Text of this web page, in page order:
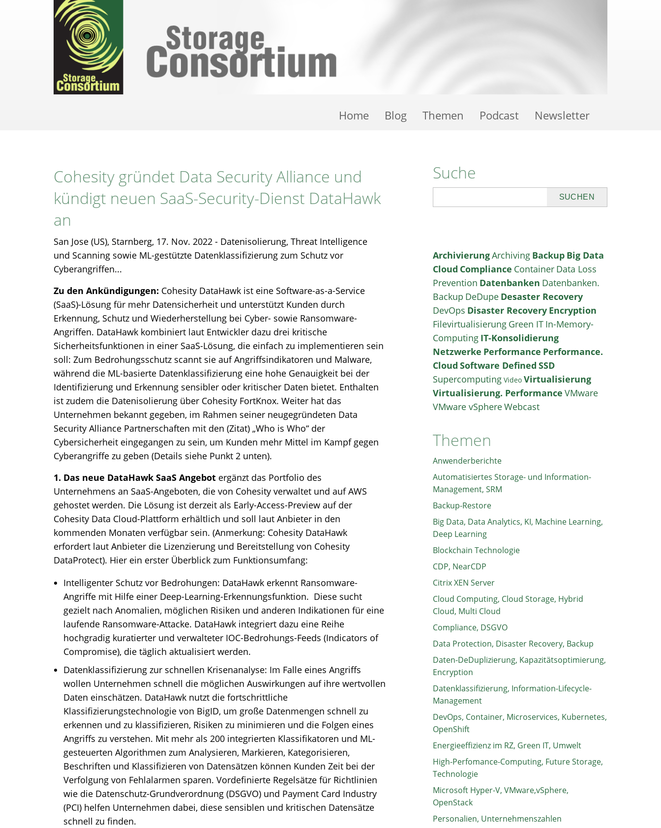
Home Blog Themen Podcast Newsletter
Cohesity gründet Data Security Alliance und
kündigt neuen SaaS-Security-Dienst DataHawk
an
San Jose (US), Starnberg, 17. Nov. 2022 - Datenisolierung, Threat Intelligence
und Scanning sowie ML-gestützte Datenklassifizierung zum Schutz vor
Cyberangriffen...
Zu den Ankündigungen: Cohesity DataHawk ist eine Software-as-a-Service
(SaaS)-Lösung für mehr Datensicherheit und unterstützt Kunden durch
Erkennung, Schutz und Wiederherstellung bei Cyber- sowie Ransomware-
Angriffen. DataHawk kombiniert laut Entwickler dazu drei kritische
Sicherheitsfunktionen in einer SaaS-Lösung, die einfach zu implementieren sein
soll: Zum Bedrohungsschutz scannt sie auf Angriffsindikatoren und Malware,
während die ML-basierte Datenklassifizierung eine hohe Genauigkeit bei der
Identifizierung und Erkennung sensibler oder kritischer Daten bietet. Enthalten
ist zudem die Datenisolierung über Cohesity FortKnox. Weiter hat das
Unternehmen bekannt gegeben, im Rahmen seiner neugegründeten Data
Security Alliance Partnerschaften mit den (Zitat) „Who is Who“ der
Cybersicherheit eingegangen zu sein, um Kunden mehr Mittel im Kampf gegen
Cyberangriffe zu geben (Details siehe Punkt 2 unten).
1. Das neue DataHawk SaaS Angebot ergänzt das Portfolio des
Unternehmens an SaaS-Angeboten, die von Cohesity verwaltet und auf AWS
gehostet werden. Die Lösung ist derzeit als Early-Access-Preview auf der
Cohesity Data Cloud-Plattform erhältlich und soll laut Anbieter in den
kommenden Monaten verfügbar sein. (Anmerkung: Cohesity DataHawk
erfordert laut Anbieter die Lizenzierung und Bereitstellung von Cohesity
DataProtect). Hier ein erster Überblick zum Funktionsumfang:
Intelligenter Schutz vor Bedrohungen: DataHawk erkennt Ransomware-
Angriffe mit Hilfe einer Deep-Learning-Erkennungsfunktion. Diese sucht
gezielt nach Anomalien, möglichen Risiken und anderen Indikationen für eine
laufende Ransomware-Attacke. DataHawk integriert dazu eine Reihe
hochgradig kuratierter und verwalteter IOC-Bedrohungs-Feeds (Indicators of
Compromise), die täglich aktualisiert werden.
Datenklassifizierung zur schnellen Krisenanalyse: Im Falle eines Angriffs
wollen Unternehmen schnell die möglichen Auswirkungen auf ihre wertvollen
Daten einschätzen. DataHawk nutzt die fortschrittliche
Klassifizierungstechnologie von BigID, um große Datenmengen schnell zu
erkennen und zu klassifizieren, Risiken zu minimieren und die Folgen eines
Angriffs zu verstehen. Mit mehr als 200 integrierten Klassifikatoren und ML-
gesteuerten Algorithmen zum Analysieren, Markieren, Kategorisieren,
Beschriften und Klassifizieren von Datensätzen können Kunden Zeit bei der
Verfolgung von Fehlalarmen sparen. Vordefinierte Regelsätze für Richtlinien
wie die Datenschutz-Grundverordnung (DSGVO) und Payment Card Industry
(PCI) helfen Unternehmen dabei, diese sensiblen und kritischen Datensätze
schnell zu finden.
Suche
ArchivierungArchiving Backup Big Data
Cloud Compliance Container Data Loss
Prevention Datenbanken Datenbanken.
Backup DeDupe Desaster Recovery
DevOps Disaster Recovery Encryption
Filevirtualisierung Green IT In-Memory-
Computing IT-Konsolidierung
Netzwerke Performance Performance.
Cloud Software Defined SSD
Supercomputing Video Virtualisierung
Virtualisierung. Performance VMware
VMware vSphereWebcast
Themen
Anwenderberichte
Automatisiertes Storage- und Information-
Management, SRM
Backup-Restore
Big Data, Data Analytics, KI, Machine Learning,
Deep Learning
Blockchain Technologie
CDP, NearCDP
Citrix XEN Server
Cloud Computing, Cloud Storage, Hybrid
Cloud, Multi Cloud
Compliance, DSGVO
Data Protection, Disaster Recovery, Backup
Daten-DeDuplizierung, Kapazitätsoptimierung,
Encryption
Datenklassifizierung, Information-Lifecycle-
Management
DevOps, Container, Microservices, Kubernetes,
OpenShift
Energieeffizienz im RZ, Green IT, Umwelt
High-Perfomance-Computing, Future Storage,
Technologie
Microsoft Hyper-V, VMware,vSphere,
OpenStack
Personalien, Unternehmenszahlen